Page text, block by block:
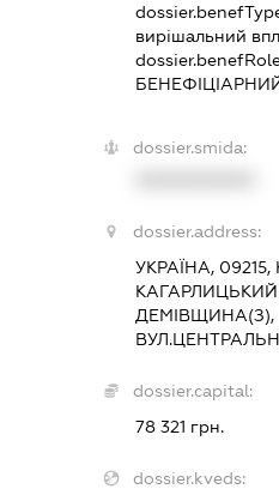
вирішальний
dossier.smida:
dossier.address:
УКРАЇНА,
ДЕМІВЩИНА(З),
dossier.capital:
78 321 грн.
dossier.kveds: